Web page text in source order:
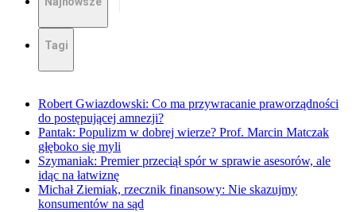
Tagi
Robert Gwiazdowski: Co ma przywracanie praworządności
do postępującej amnezji?
Pantak: Populizm w dobrej wierze? Prof. Marcin Matczak
głęboko się myli
Szymaniak: Premier przeciął spór w sprawie asesorów, ale
idąc na łatwiznę
Michał Ziemiak, rzecznik finansowy: Nie skazujmy
konsumentów na sąd